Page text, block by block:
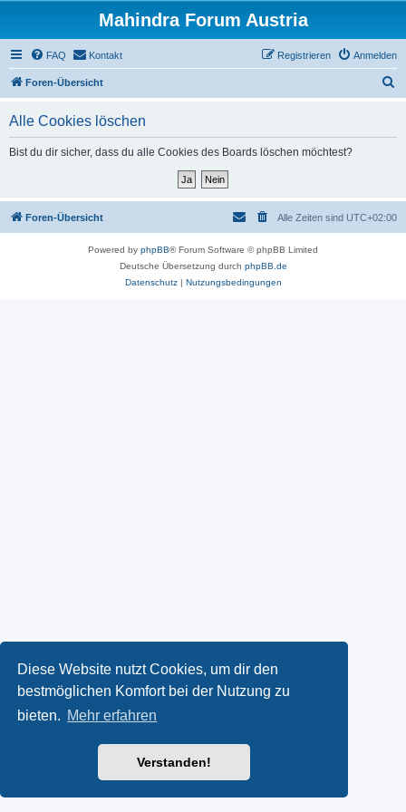
Diese Website nutzt Cookies, um dir den
bestmöglichen Komfort bei der Nutzung zu
bieten. Mehr erfahren
Verstanden!
Mahindra Forum Austria
FAQ Kontakt Anmelden
Registrieren
Foren-Übersicht
Alle Cookies löschen
Bist du dir sicher, dass du alle Cookies des Boards löschen möchtest?
Foren-Übersicht Alle Zeiten sind UTC+02:00
Powered by phpBB® Forum Software © phpBB Limited
Deutsche Übersetzung durch phpBB.de
Datenschutz| Nutzungsbedingungen